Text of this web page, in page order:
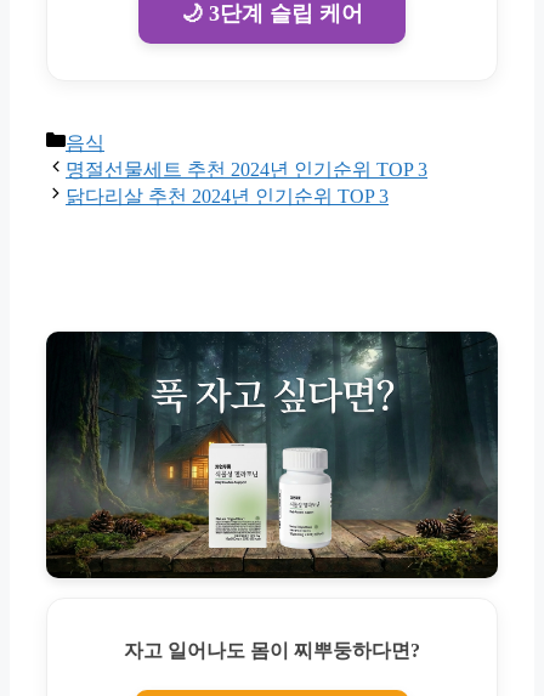
🌙 3단계 슬립 케어
Categories
음식
명절선물세트 추천 2024년 인기순위 TOP 3
닭다리살 추천 2024년 인기순위 TOP 3
자고 일어나도 몸이 찌뿌둥하다면?